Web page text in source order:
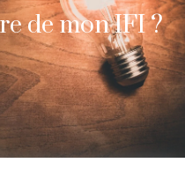
de mon IFI ?